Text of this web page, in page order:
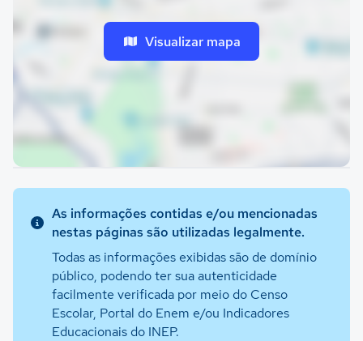
Visualizar mapa
As informações contidas e/ou mencionadas
nestas páginas são utilizadas legalmente.
Todas as informações exibidas são de domínio
público, podendo ter sua autenticidade
facilmente verificada por meio do Censo
Escolar, Portal do Enem e/ou Indicadores
Educacionais do INEP.